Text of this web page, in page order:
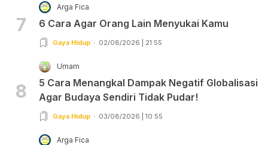
7
Arga Fica
6 Cara Agar Orang Lain Menyukai Kamu
Gaya Hidup 02/08/2026 | 21:55
8
Umam
5 Cara Menangkal Dampak Negatif Globalisasi
Agar Budaya Sendiri Tidak Pudar!
Gaya Hidup 03/08/2026 | 10:55
Arga Fica